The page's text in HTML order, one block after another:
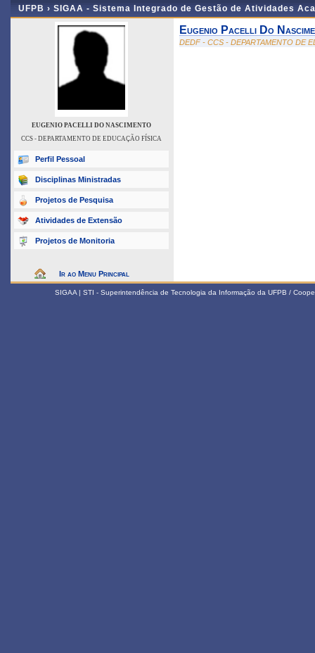
UFPB › SIGAA - Sistema Integrado de Gestão de Atividades
EUGENIO PACELLI DO NASCIMENTO
CCS - DEPARTAMENTO DE EDUCAÇÃO FÍSICA
Perfil Pessoal
Disciplinas Ministradas
Projetos de Pesquisa
Atividades de Extensão
Projetos de Monitoria
Ir ao Menu Principal
Eugenio Pacelli Do
DEDF - CCS - DEPARTAMENTO DE
SIGAA | STI - Superintendência de Tecnologia da Informação da UFPB /